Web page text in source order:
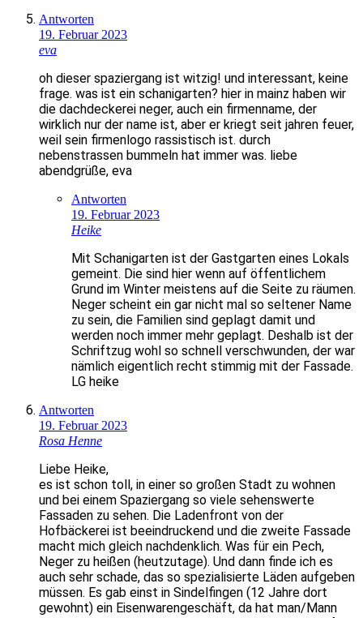
Antworten
19. Februar 2023
eva
oh dieser spaziergang ist witzig! und interessant, keine
frage. was ist ein schanigarten? hier in mainz haben wir
die dachdeckerei neger, auch ein firmenname, der
wirklich nur der name ist, aber er kriegt seit jahren feuer,
weil sein firmenlogo rassistisch ist. durch
nebenstrassen bummeln hat immer was. liebe
abendgrüße, eva
Antworten
19. Februar 2023
Heike
Mit Schanigarten ist der Gastgarten eines Lokals
gemeint. Die sind hier wenn auf öffentlichem
Grund im Winter meistens auf die Seite zu räumen.
Neger scheint ein gar nicht mal so seltener Name
zu sein, die Familien sind geplagt damit und
werden noch immer mehr geplagt. Deshalb ist der
Schriftzug wohl so schnell verschwunden, der war
nämlich eigentlich recht stimmig mit der Fassade.
LG heike
Antworten
19. Februar 2023
Rosa Henne
Liebe Heike,
es ist schon toll, in einer so großen Stadt zu wohnen
und bei einem Spaziergang so viele sehenswerte
Fassaden zu sehen. Die Ladenfront von der
Hofbäckerei ist beeindruckend und die zweite Fassade
macht mich gleich nachdenklich. Was für ein Pech,
Neger zu heißen (heutzutage). Und dann finde ich es
auch sehr schade, das so spezialisierte Läden aufgeben
müssen. Es gab einst in Sindelfingen (12 Jahre dort
gewohnt) ein Eisenwarengeschäft, da hat man/Mann